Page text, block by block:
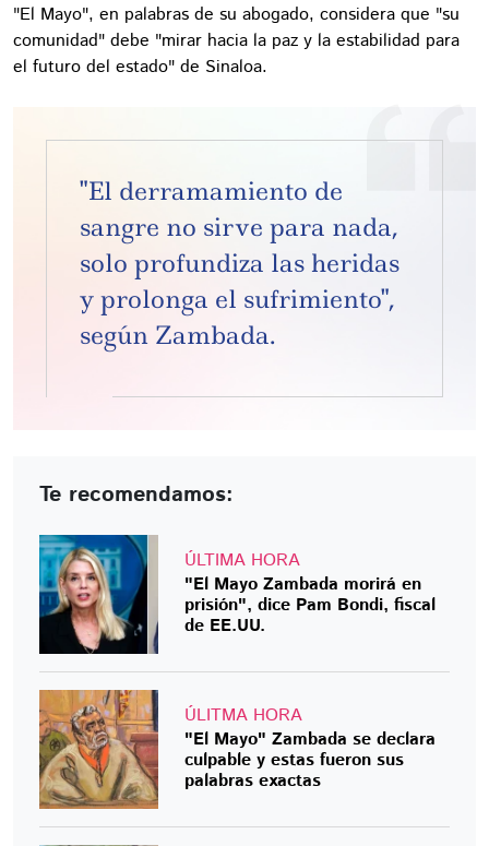
"El Mayo", en palabras de su abogado, considera que "su
comunidad" debe "mirar hacia la paz y la estabilidad para
el futuro del estado" de Sinaloa.
"El derramamiento de
sangre no sirve para nada,
solo profundiza las heridas
y prolonga el sufrimiento",
según Zambada.
Te recomendamos:
ÚLTIMA HORA
"El Mayo Zambada morirá en
prisión", dice Pam Bondi, fiscal
de EE.UU.
ÚLITMA HORA
"El Mayo" Zambada se declara
culpable y estas fueron sus
palabras exactas